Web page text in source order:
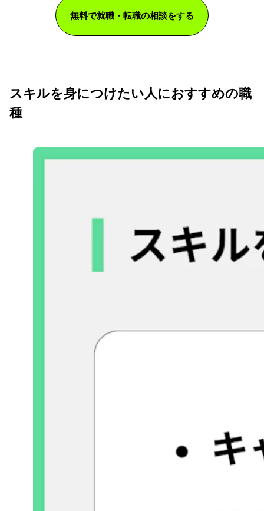
無料で就職・転職の相談をする
スキルを身につけたい人におすすめの職
種